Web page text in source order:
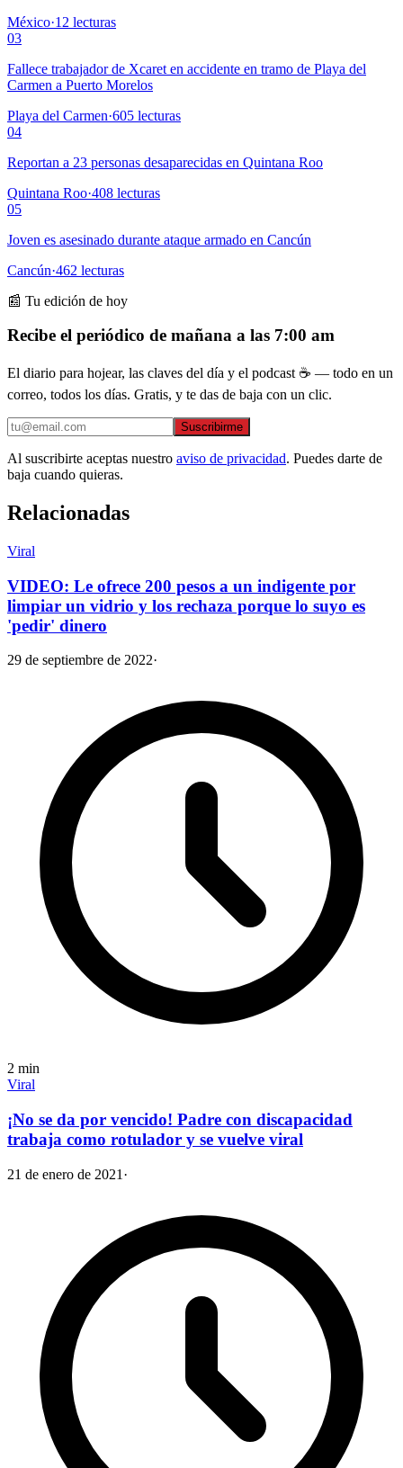
México·12 lecturas
03
Fallece trabajador de Xcaret en accidente en tramo de Playa del
Carmen a Puerto Morelos
Playa del Carmen·605 lecturas
04
Reportan a 23 personas desaparecidas en Quintana Roo
Quintana Roo·408 lecturas
05
Joven es asesinado durante ataque armado en Cancún
Cancún·462 lecturas
📰 Tu edición de hoy
Recibe el periódico de mañana a las 7:00 am
El diario para hojear, las claves del día y el podcast ☕ — todo en un
correo, todos los días. Gratis, y te das de baja con un clic.
Suscribirme
Al suscribirte aceptas nuestro aviso de privacidad. Puedes darte de
baja cuando quieras.
Relacionadas
Viral
VIDEO: Le ofrece 200 pesos a un indigente por
limpiar un vidrio y los rechaza porque lo suyo es
'pedir' dinero
29 de septiembre de 2022·
2 min
Viral
¡No se da por vencido! Padre con discapacidad
trabaja como rotulador y se vuelve viral
21 de enero de 2021 ·